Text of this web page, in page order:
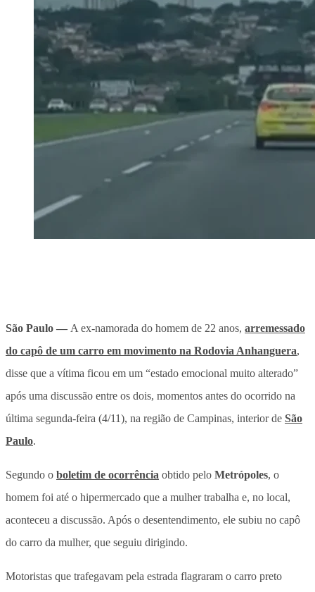
São Paulo — A ex-namorada do homem de 22 anos, arremessado
do capô de um carro em movimento na Rodovia Anhanguera,
disse que a vítima ficou em um “estado emocional muito alterado”
após uma discussão entre os dois, momentos antes do ocorrido na
última segunda-feira (4/11), na região de Campinas, interior de São
Paulo.
Segundo o boletim de ocorrência obtido pelo Metrópoles, o
homem foi até o hipermercado que a mulher trabalha e, no local,
aconteceu a discussão. Após o desentendimento, ele subiu no capô
do carro da mulher, que seguiu dirigindo.
Motoristas que trafegavam pela estrada flagraram o carro preto